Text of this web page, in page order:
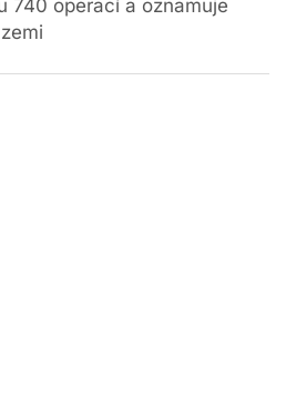
740 operací a oznamuje